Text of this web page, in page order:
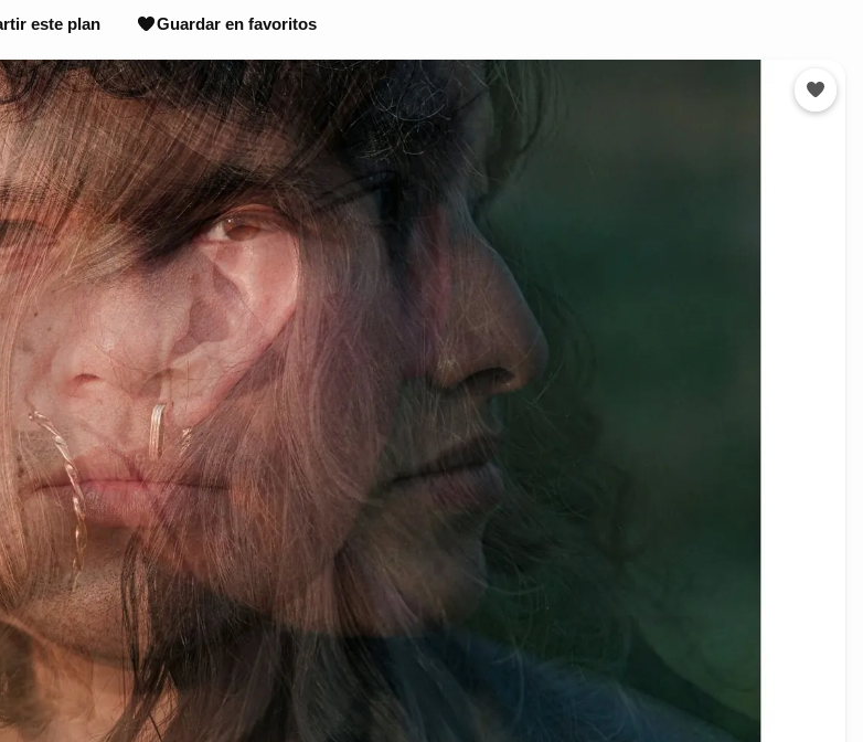
este plan Guardar en favoritos